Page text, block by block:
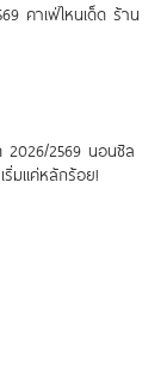
คาเฟ่ไหนเด็ด ร้าน
2026/2569 นอนชิล
ริ่มแค่หลักร้อย!